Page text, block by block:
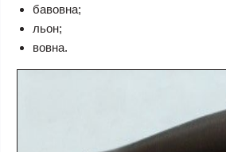
бавовна;
льон;
вовна.